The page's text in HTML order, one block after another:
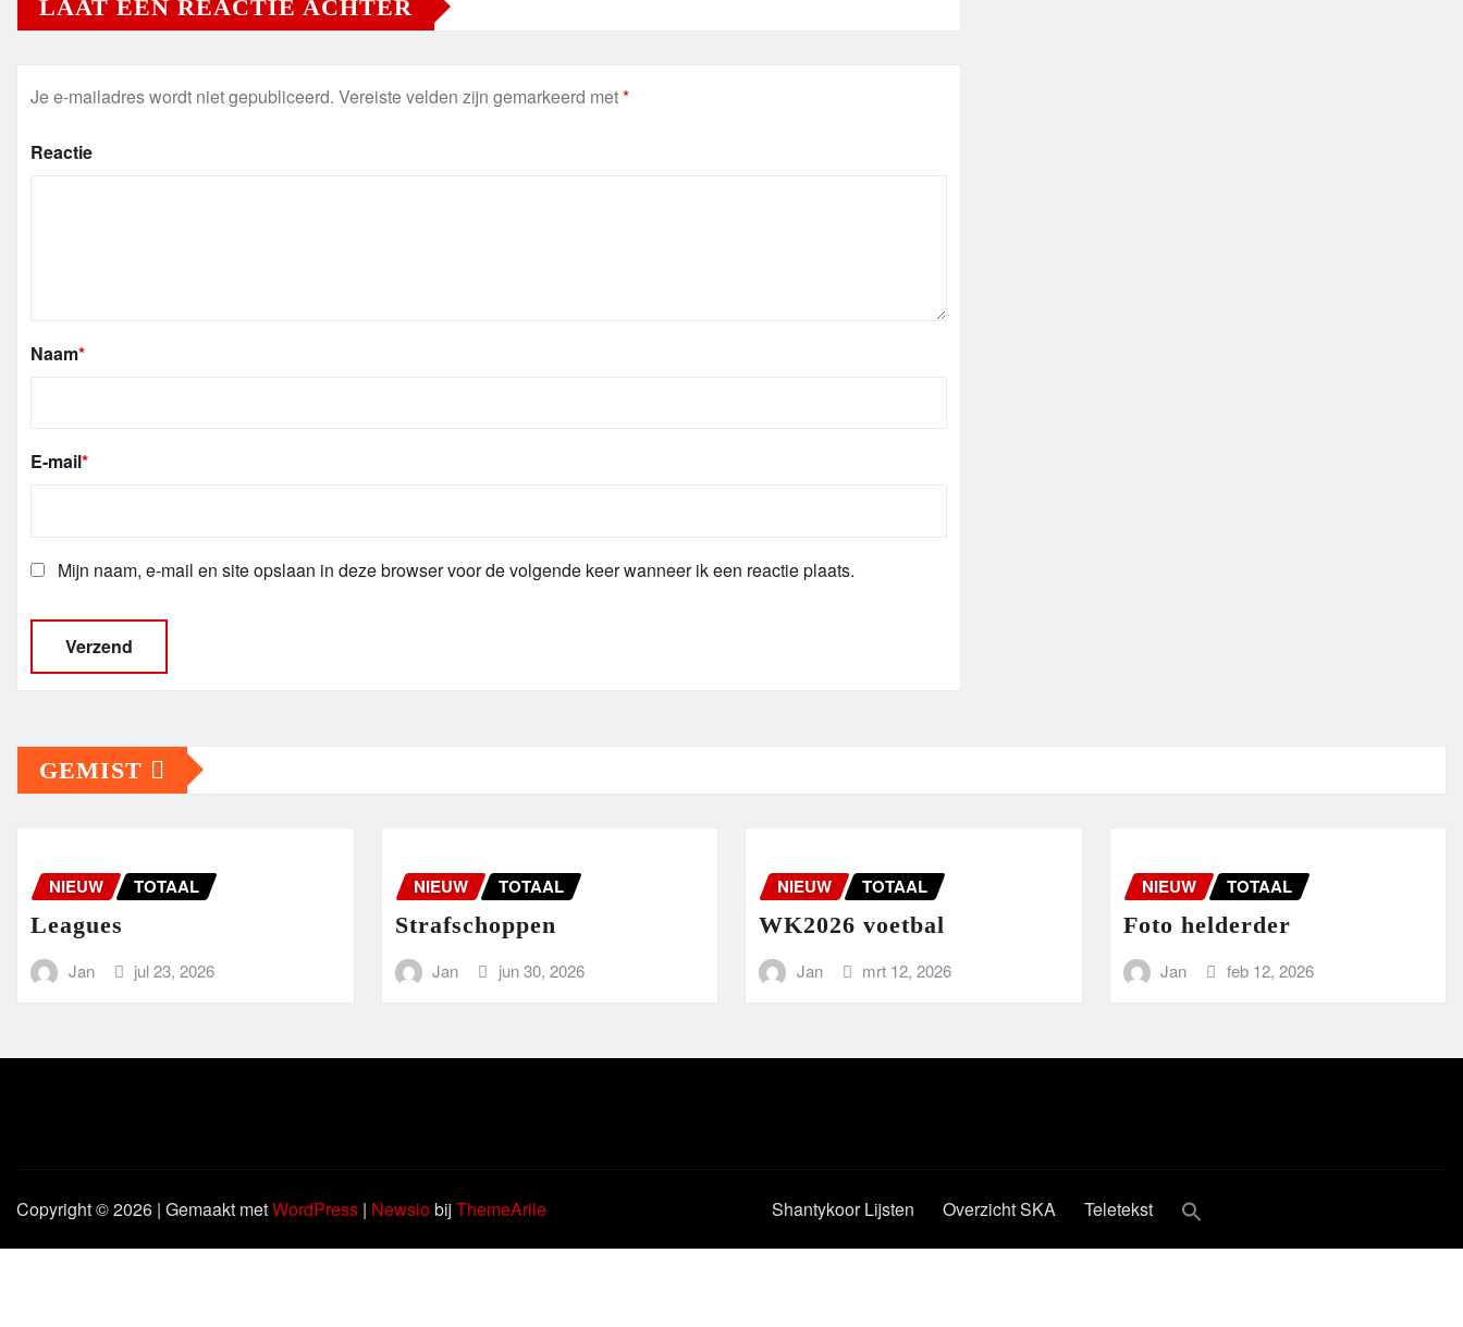
LAAT EEN REACTIE ACHTER
Je e-mailadres wordt niet gepubliceerd. Vereiste velden zijn gemarkeerd met*
Reactie
Naam*
E-mail*
Mijn naam, e-mail en site opslaan in deze browser voor de volgende keer wanneer ik een reactie plaats.
GEMIST
NIEUW TOTAAL
Leagues
Jan jul 23, 2026
NIEUW TOTAAL
Strafschoppen
Jan jun 30, 2026
NIEUW TOTAAL
WK2026 voetbal
Jan mrt 12, 2026
NIEUW TOTAAL
Foto helderder
Jan feb 12, 2026
Copyright © 2026 | Gemaakt metWordPress | NewsiobijThemeArile Shantykoor Lijsten Overzicht SKA Teletekst